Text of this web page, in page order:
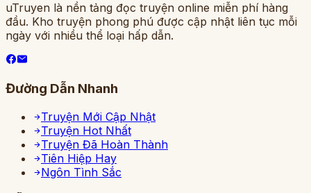
uTruyen là nền tảng đọc truyện online miễn phí hàng
đầu. Kho truyện phong phú được cập nhật liên tục mỗi
ngày với nhiều thể loại hấp dẫn.
Đường Dẫn Nhanh
Truyện Mới Cập Nhật
Truyện Hot Nhất
Truyện Đã Hoàn Thành
Tiên Hiệp Hay
Ngôn Tình Sắc